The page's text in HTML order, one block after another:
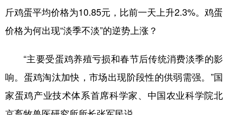
文化 书画 健康 军事
法律 中央文件 金融 汽车
食品 人居 信息化 数字经济
学术中国 乡村振兴 溯源中国
斤鸡蛋平均价格为10.85元，比前一天上升2.3%。鸡蛋
价格为何出现“淡季不淡”的逆势上涨？
“主要受蛋鸡养殖亏损和春节后传统消费淡季的影
响。蛋鸡淘汰加快，市场出现阶段性的供弱需强。”国
家蛋鸡产业技术体系首席科学家、中国农业科学院北